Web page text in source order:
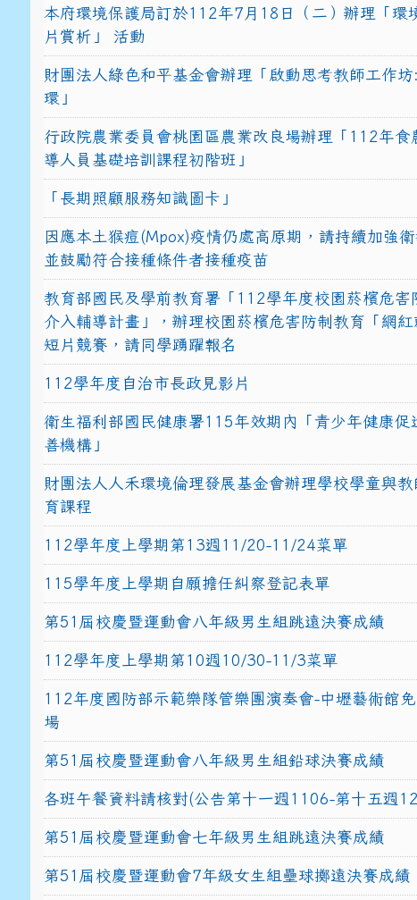
本府環境保護局訂於112年7月18日（二）辦理「環
片賞析」 活動
財團法人綠色和平基金會辦理「啟動思考教師工作
環」
行政院農業委員會桃園區農業改良場辦理「112年食
導人員基礎培訓課程初階班」
「長期照顧服務知識圖卡」
因應本土猴痘(Mpox)疫情仍處高原期，請持續加強衛
並鼓勵符合接種條件者接種疫苗
教育部國民及學前教育署「112學年度校園菸檳危害
介入輔導計畫」，辦理校園菸檳危害防制教育「網紅
短片競賽，請同學踴躍報名
112學年度自治市長政見影片
衛生福利部國民健康署115年效期內「青少年健康促
善機構」
財團法人人禾環境倫理發展基金會辦理學校學童與教
育課程
112學年度上學期第13週11/20-11/24菜單
115學年度上學期自願擔任糾察登記表單
第51屆校慶暨運動會八年級男生組跳遠決賽成績
112學年度上學期第10週10/30-11/3菜單
112年度國防部示範樂隊管樂團演奏會-中壢藝術館
場
第51屆校慶暨運動會八年級男生組鉛球決賽成績
各班午餐資料請核對(公告第十一週1106-第十五週
第51屆校慶暨運動會七年級男生組跳遠決賽成績
第51屆校慶暨運動會7年級女生組壘球擲遠決賽成績